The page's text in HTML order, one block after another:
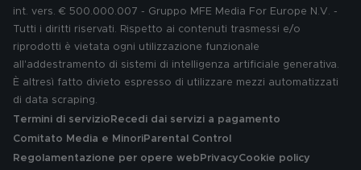
int. vers. € 500.000.007 - Gruppo MFE Media For Europe N.V. -
Tutti i diritti riservati. Rispetto ai contenuti trasmessi e/o
riprodotti è vietata ogni utilizzazione funzionale
all'addestramento di sistemi di intelligenza artificiale generativa.
È altresì fatto divieto espresso di utilizzare mezzi automatizzati
di data scraping.
Termini di servizio Recedi dai servizi a pagamento
Comitato Media e MinoriParental Control
Regolamentazione per opere web PrivacyCookie policy